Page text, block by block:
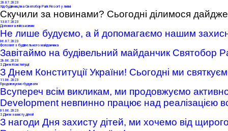
20.07.2023
Хід будівництва Святобор Park Resort у липні
Скучили за новинами? Сьогодні ділимося
13.07.2023
Допомога військовим
Не лише будуємо, а й допомагаємо нашим
06.07.2023
Фотозвіт з будівельного майданчика
Завітаймо на будівельний майданчик Святобор
28.06.2023
З Днем Конституції
З Днем Конституції України! Сьогодні ми
11 .06.2023
Продовжуємо будувати
Всупереч всім викликам, ми продовжуємо
Development невпинно працює над реалізацією
01 .06.2023
З Днем захисту дітей!
З нагоди Дня захисту дітей, ми хочемо від